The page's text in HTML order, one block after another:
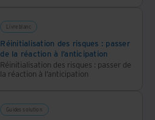
Livre blanc
Réinitialisation des risques : passer
de la réaction à l’anticipation
Réinitialisation des risques : passer de
la réaction à l’anticipation
Guides solution